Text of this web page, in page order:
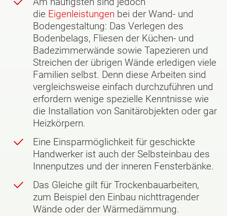
die Eigenleistungen bei der Wand- und
Bodengestaltung: Das Verlegen des
Bodenbelags, Fliesen der Küchen- und
Badezimmerwände sowie Tapezieren und
Streichen der übrigen Wände erledigen viele
Familien selbst. Denn diese Arbeiten sind
vergleichsweise einfach durchzuführen und
erfordern wenige spezielle Kenntnisse wie
die Installation von Sanitärobjekten oder gar
Heizkörpern.
Eine Einsparmöglichkeit für geschickte
Handwerker ist auch der Selbsteinbau des
Innenputzes und der inneren Fensterbänke.
Das Gleiche gilt für Trockenbauarbeiten,
zum Beispiel den Einbau nichttragender
Wände oder der Wärmedämmung.